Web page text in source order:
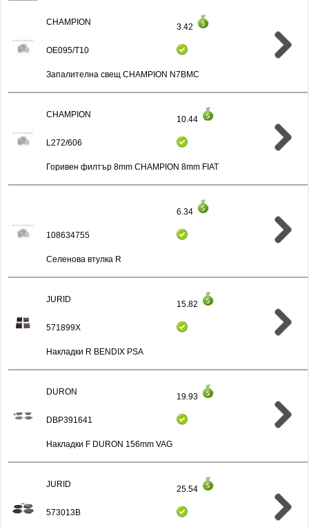
CHAMPION 3.42
OE095/T10
Запалителна свещ CHAMPION N7BMC
CHAMPION 10.44
L272/606
Горивен филтър 8mm CHAMPION 8mm FIAT
6.34
108634755
Селенова втулка R
JURID 15.82
571899X
Накладки R BENDIX PSA
DURON 19.93
DBP391641
Накладки F DURON 156mm VAG
JURID 25.54
573013B